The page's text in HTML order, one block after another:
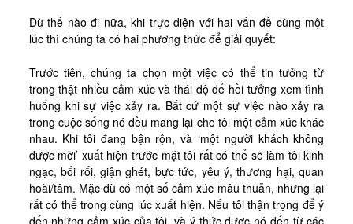
Xin Cho Con Gặp Được Chúa
Tài Liệu
Sách Linh Thao
Chú Giải Linh Thao
Khóa HD Linh hướng
Linh Thao Tám Ngày
Linh Thao Mười Ngày
Linh Thao 30 Ngày
Dù thế nào đi nữa, khi trực diện với hai vấn đề cùng một
lúc thì chúng ta có hai phương thức để giải quyết:
Trước tiên, chúng ta chọn một việc có thể tin tưởng từ
trong thật nhiều cảm xúc và thái độ để hồi tưởng xem tình
huống khi sự việc xảy ra. Bất cứ một sự việc nào xảy ra
trong cuộc sống nó đều mang lại cho tôi một cảm xúc khác
nhau. Khi tôi đang bận rộn, và ‘một người khách không
được mời’ xuất hiện trước mặt tôi rất có thể sẽ làm tôi kinh
ngạc, bối rối, giận ghét, bực tức, yêu ý, thương hại, quan
hoài/tâm. Mặc dù có một số cảm xúc mâu thuẫn, nhưng lại
rất có thể trong cùng lúc xuất hiện. Nếu tôi thận trọng để ý